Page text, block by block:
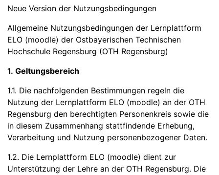
Neue Version der Nutzungsbedingungen
Allgemeine Nutzungsbedingungen der Lernplattform
ELO (moodle) der Ostbayerischen Technischen
Hochschule Regensburg (OTH Regensburg)
1. Geltungsbereich
1.1. Die nachfolgenden Bestimmungen regeln die
Nutzung der Lernplattform ELO (moodle) an der OTH
Regensburg den berechtigten Personenkreis sowie die
in diesem Zusammenhang stattfindende Erhebung,
Verarbeitung und Nutzung personenbezogener Daten.
1.2. Die Lernplattform ELO (moodle) dient zur
Unterstützung der Lehre an der OTH Regensburg. Die